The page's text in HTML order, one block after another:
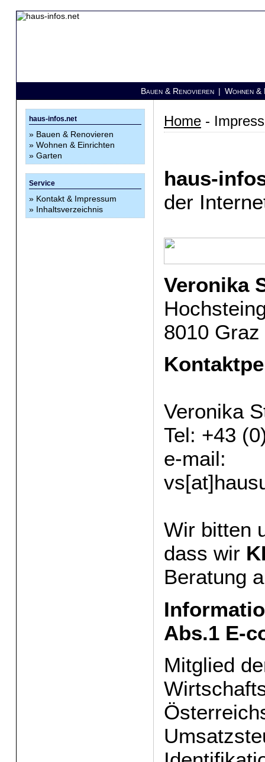
Bauen & Renovieren | Wohnen &
haus-infos.net
» Bauen & Renovieren
» Wohnen & Einrichten
» Garten
Service
» Kontakt & Impressum
» Inhaltsverzeichnis
Home -
haus-
der
Veronika
8010 Graz
Veronika
Tel: +43
e-mail:
Wir bitten
dass wir
Beratung
Abs.1 E-
Mitglied